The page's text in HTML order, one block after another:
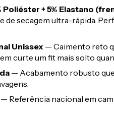
Poliéster + 5% Elastano
de secagem ultra-rápida.
Unissex — Caimento reto
curte um fit mais solto
— Acabamento robusto
— Referência nacional em